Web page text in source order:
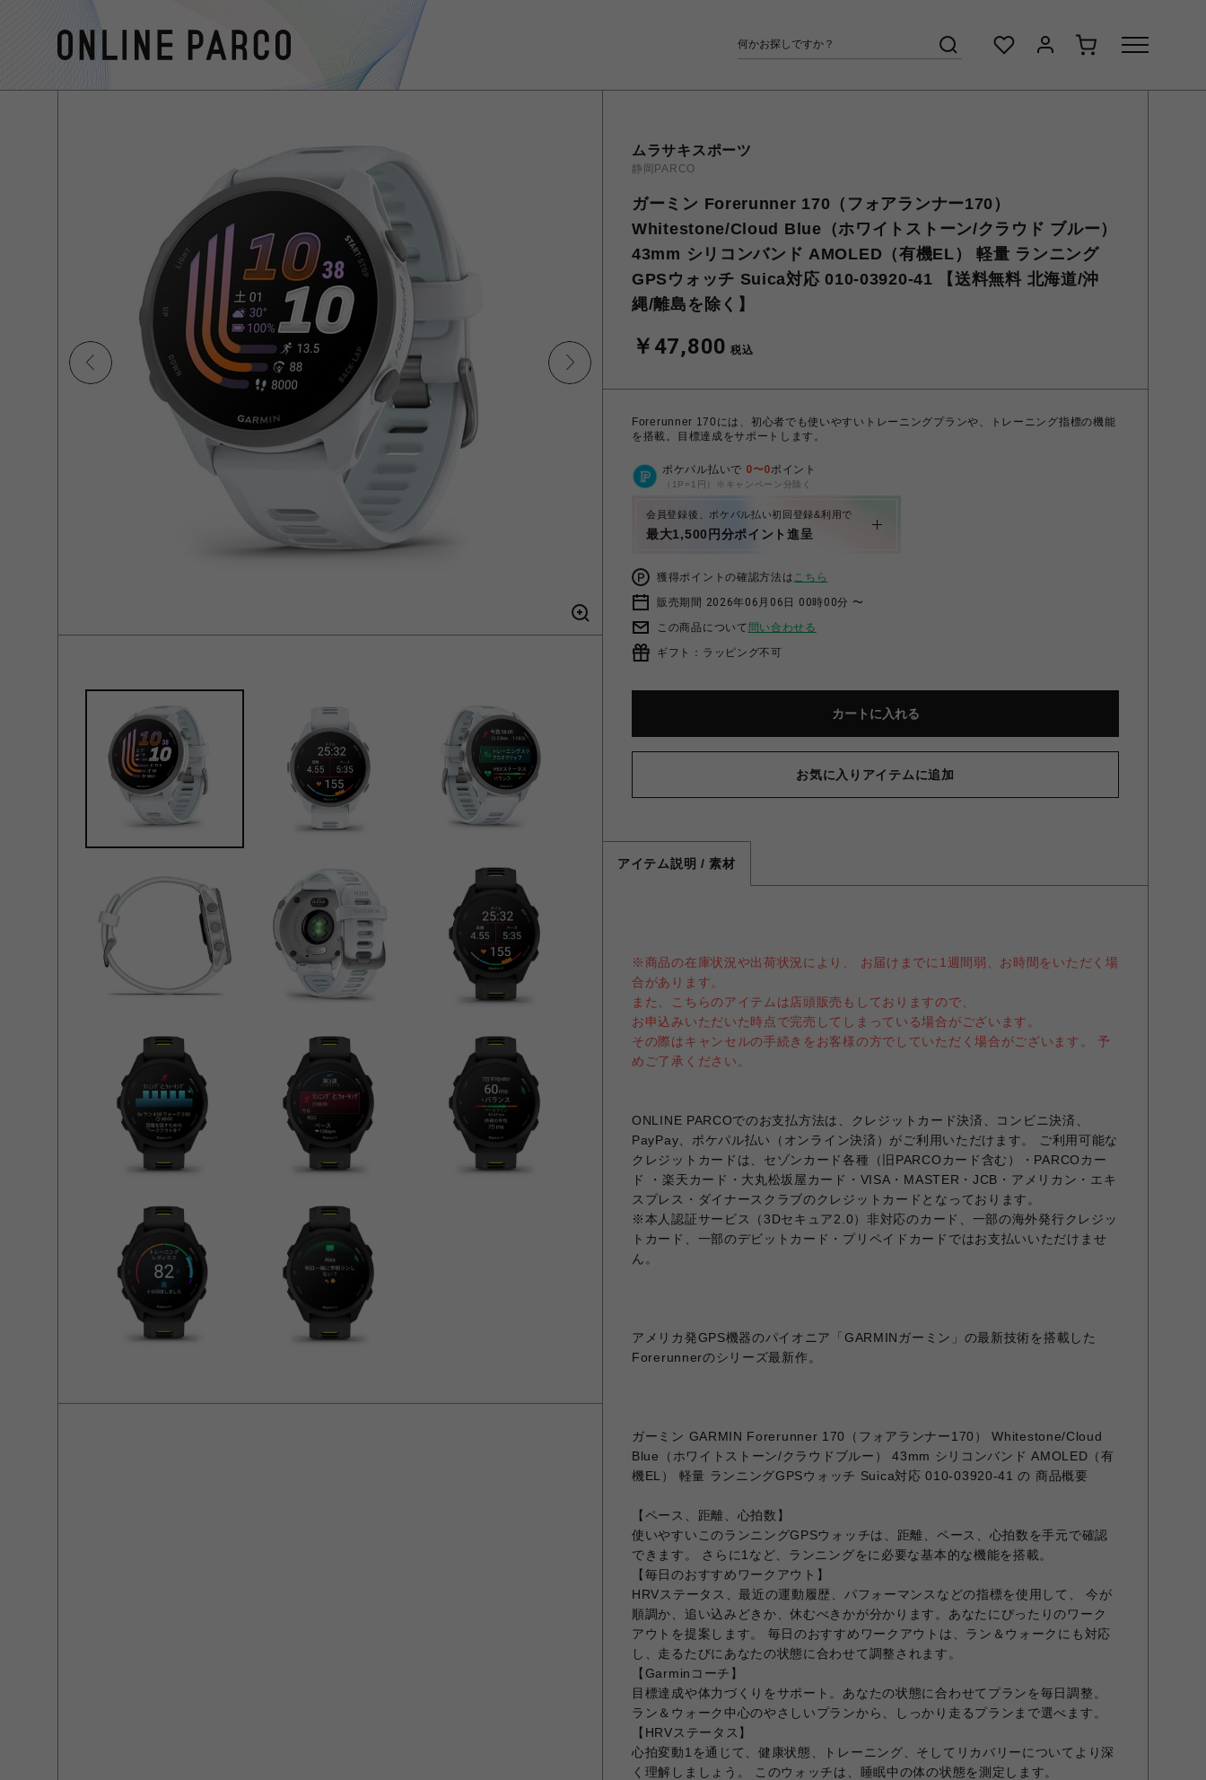
ムラサキスポーツ
静岡PARCO
ガーミン Forerunner 170（フォアランナー170）
Whitestone/Cloud Blue（ホワイトストーン/クラウド ブルー）
43mm シリコンバンド AMOLED（有機EL） 軽量 ランニング
GPSウォッチ Suica対応 010-03920-41 【送料無料 北海道/沖
縄/離島を除く】
￥47,800 税込
Forerunner 170には、初心者でも使いやすいトレーニングプランや、トレーニング指標の機能
を搭載。目標達成をサポートします。
ポケパル払いで 0〜0ポイント
（1P=1円）※キャンペーン分除く
会員登録後、ポケパル払い初回登録&利用で
最大1,500円分ポイント進呈
獲得ポイントの確認方法はこちら
販売期間 2026年06月06日 00時00分 〜
この商品について 問い合わせる
ギフト：ラッピング不可
カートに入れる
お気に入りアイテムに追加
アイテム説明 / 素材
※商品の在庫状況や出荷状況により、 お届けまでに1週間弱、お時間をいただく場
合があります。
また、こちらのアイテムは店頭販売もしておりますので、
お申込みいただいた時点で完売してしまっている場合がございます。
その際はキャンセルの手続きをお客様の方でしていただく場合がございます。 予
めご了承ください。
ONLINE PARCOでのお支払方法は、クレジットカード決済、コンビニ決済、
PayPay、ポケパル払い（オンライン決済）がご利用いただけます。 ご利用可能な
クレジットカードは、セゾンカード各種（旧PARCOカード含む）・PARCOカー
ド ・楽天カード・大丸松坂屋カード・VISA・MASTER・JCB・アメリカン・エキ
スプレス・ダイナースクラブのクレジットカードとなっております。
※本人認証サービス（3Dセキュア2.0）非対応のカード、一部の海外発行クレジッ
トカード、一部のデビットカード・プリペイドカードではお支払いいただけませ
ん。
アメリカ発GPS機器のパイオニア「GARMINガーミン」の最新技術を搭載した
Forerunnerのシリーズ最新作。
ガーミン GARMIN Forerunner 170（フォアランナー170） Whitestone/Cloud
Blue（ホワイトストーン/クラウドブルー） 43mm シリコンバンド AMOLED（有
機EL） 軽量 ランニングGPSウォッチ Suica対応 010-03920-41 の 商品概要
【ペース、距離、心拍数】
使いやすいこのランニングGPSウォッチは、距離、ペース、心拍数を手元で確認
できます。 さらに1など、ランニングをに必要な基本的な機能を搭載。
【毎日のおすすめワークアウト】
HRVステータス、最近の運動履歴、パフォーマンスなどの指標を使用して、 今が
順調か、追い込みどきか、休むべきかが分かります。あなたにぴったりのワーク
アウトを提案します。 毎日のおすすめワークアウトは、ラン＆ウォークにも対応
し、走るたびにあなたの状態に合わせて調整されます。
【Garminコーチ】
目標達成や体力づくりをサポート。あなたの状態に合わせてプランを毎日調整。
ラン＆ウォーク中心のやさしいプランから、しっかり走るプランまで選べます。
【HRVステータス】
心拍変動1を通じて、健康状態、トレーニング、そしてリカバリーについてより深
く理解しましょう。 このウォッチは、睡眠中の体の状態を測定します。